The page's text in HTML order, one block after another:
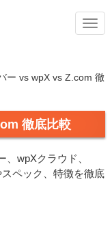
メ
ニ
ー vs wpX vs Z.com 徹
徹底比較
wpXクラウド、
ペック、特徴を徹底